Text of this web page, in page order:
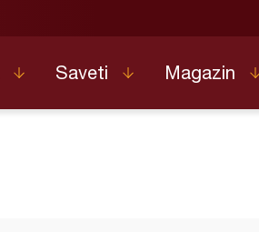
Saveti Magazin